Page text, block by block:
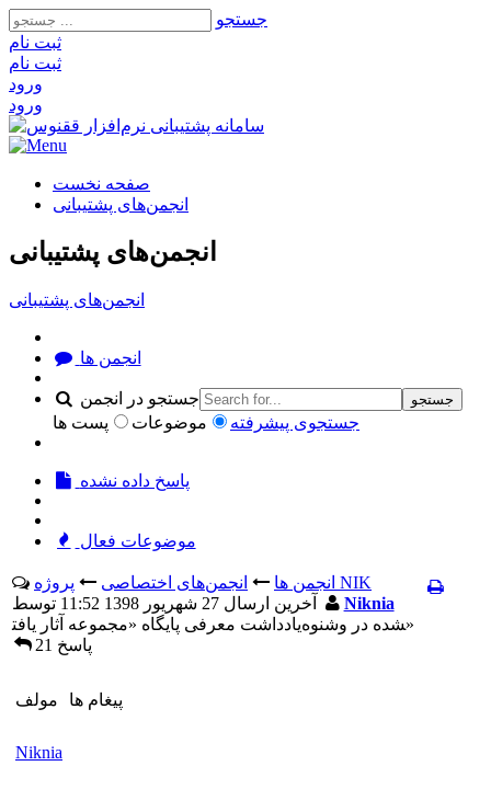
جستجو
ثبت‌ نام
ثبت‌ نام
ورود
ورود
صفحه نخست
انجمن‌های پشتیبانی
انجمن‌های پشتیبانی
انجمن‌های پشتیبانی
انجمن ها
جستجو در انجمن جستجو
جستجوی پیشرفته موضوعات پست ها
پاسخ داده نشده
موضوعات فعال
انجمن ها انجمن‌های اختصاصی
پروژه NIK
Niknia
یادداشت معرفی پایگاه «مجموعه آثار یافت‎شده در وشنوه»
21 پاسخ
مولف پيغام ها
Niknia